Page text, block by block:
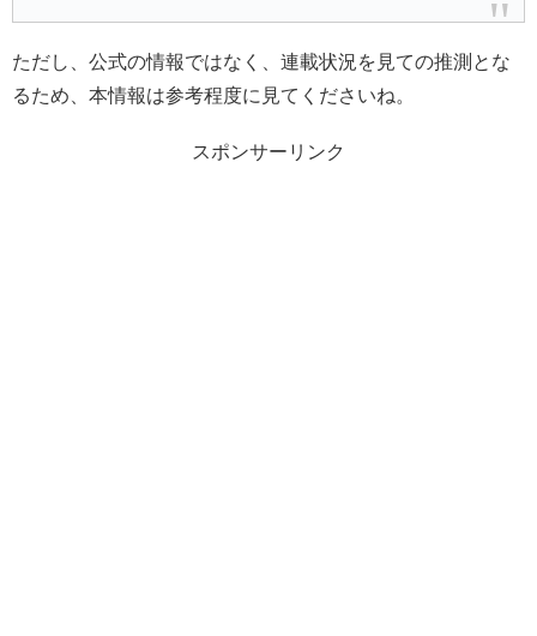
ただし、公式の情報ではなく、連載状況を見ての推測とな
るため、本情報は参考程度に見てくださいね。
スポンサーリンク